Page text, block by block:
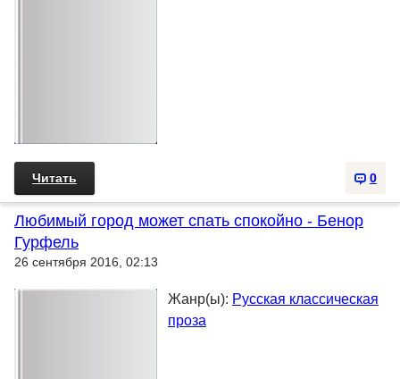
0
Читать
Любимый город может спать спокойно - Бенор
Гурфель
26 сентября 2016, 02:13
Жанр(ы): Русская классическая
проза